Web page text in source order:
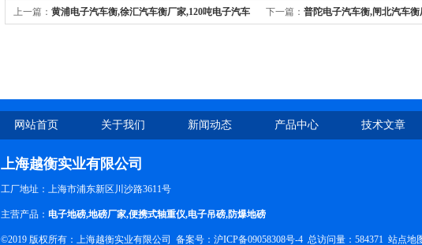
上一篇： 黄浦电子汽车衡,徐汇汽车衡厂家,120吨电子汽车 下一篇： 普陀电子汽车衡,闸北汽车
网站首页 关于我们 新闻动态 产品中心 技术文章
上海越衡实业有限公司
工厂地址：上海市浦东新区川沙路3611号
主营产品： 电子地磅,地磅厂家,便携式轴重仪,电子吊磅,防爆地磅
©2019 版权所有：上海越衡实业有限公司 备案号： 沪ICP备09058308号-4 总访问量：584371 站点地